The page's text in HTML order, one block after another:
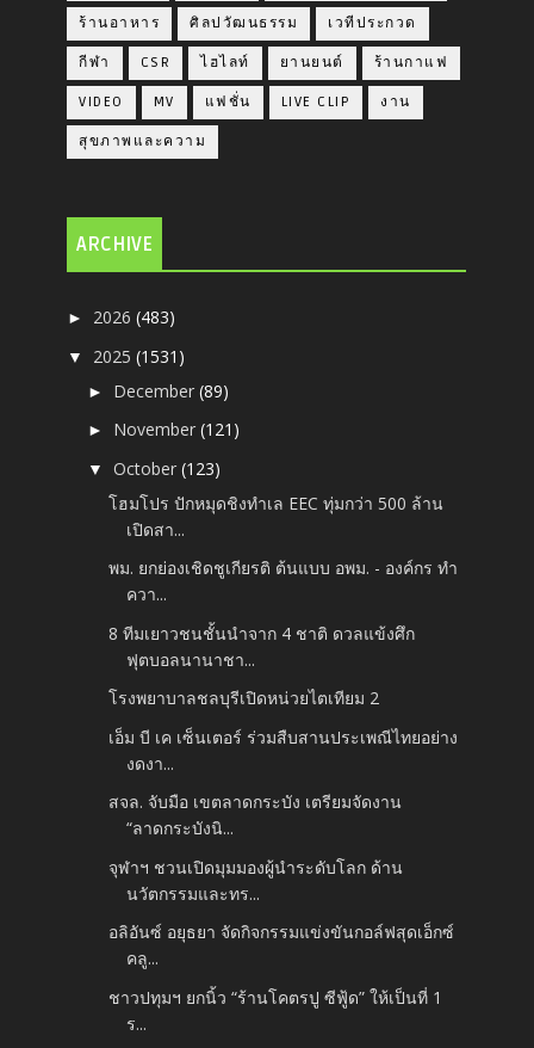
ร้านอาหาร ศิลปวัฒนธรรม เวทีประกวด
กีฬา CSR ไฮไลท์ ยานยนต์ ร้านกาแฟ
VIDEO MV แฟชั่น LIVE CLIP งาน
สุขภาพและความ
ARCHIVE
► 2026(483)
▼ 2025(1531)
► December(89)
► November(121)
▼October(123)
โฮมโปร ปักหมุดชิงทำเล EEC ทุ่มกว่า 500 ล้าน
เปิดสา...
พม. ยกย่องเชิดชูเกียรติ ต้นแบบ อพม. - องค์กร ทำ
ควา...
8 ทีมเยาวชนชั้นนำจาก 4 ชาติ ดวลแข้งศึก
ฟุตบอลนานาชา...
โรงพยาบาลชลบุรีเปิดหน่วยไตเทียม 2
เอ็ม บี เค เซ็นเตอร์ ร่วมสืบสานประเพณีไทยอย่าง
งดงา...
สจล. จับมือ เขตลาดกระบัง เตรียมจัดงาน
“ลาดกระบังนิ...
จุฬาฯ ชวนเปิดมุมมองผู้นำระดับโลก ด้าน
นวัตกรรมและทร...
อลิอันซ์ อยุธยา จัดกิจกรรมแข่งขันกอล์ฟสุดเอ็กซ์
คลู...
ชาวปทุมฯ ยกนิ้ว “ร้านโคตรปู ซีฟู้ด” ให้เป็นที่ 1
ร...